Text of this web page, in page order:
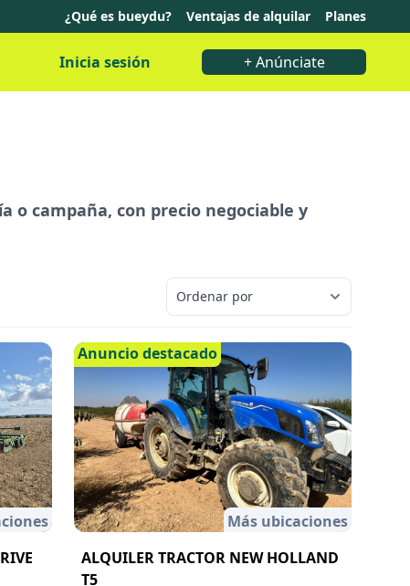
¿Qué es bueydu? Ventajas de alquilar Planes
Inicia sesión + Anúnciate
o campaña, con precio negociable y
Anuncio destacado
Más ubicaciones
ALQUILER TRACTOR NEW HOLLAND
T5